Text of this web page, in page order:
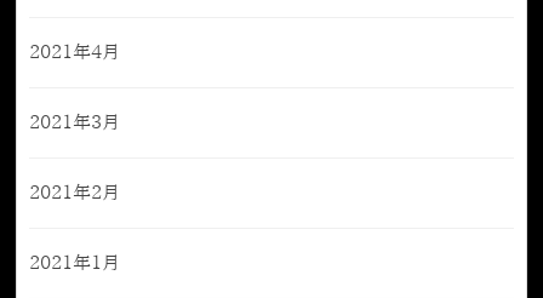
2021年4月
2021年3月
2021年2月
2021年1月